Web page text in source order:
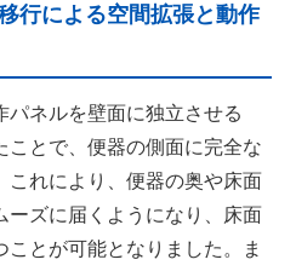
行による空間拡張と動作
ネルを壁面に独立させる
ことで、便器の側面に完全な
これにより、便器の奥や床面
ーズに届くようになり、床面
とが可能となりました。ま